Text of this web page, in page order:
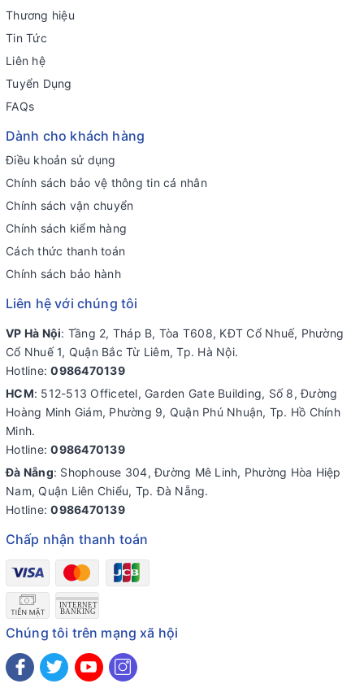
Thương hiệu
Tin Tức
Liên hệ
Tuyển Dụng
FAQs
Dành cho khách hàng
Điều khoản sử dụng
Chính sách bảo vệ thông tin cá nhân
Chính sách vận chuyển
Chính sách kiểm hàng
Cách thức thanh toán
Chính sách bảo hành
Liên hệ với chúng tôi
VP Hà Nội: Tầng 2, Tháp B, Tòa T608, KĐT Cổ Nhuế, Phường
Cổ Nhuế 1, Quận Bắc Từ Liêm, Tp. Hà Nội.
Hotline:0986470139
HCM: 512-513 Officetel, Garden Gate Building, Số 8, Đường
Hoàng Minh Giám, Phường 9, Quận Phú Nhuận, Tp. Hồ Chính
Minh.
Hotline:0986470139
Đà Nẵng: Shophouse 304, Đường Mê Linh, Phường Hòa Hiệp
Nam, Quận Liên Chiểu, Tp. Đà Nẵng.
Hotline:0986470139
Chấp nhận thanh toán
Chúng tôi trên mạng xã hội